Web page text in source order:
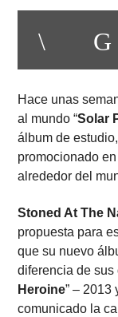
Hace unas
al mundo “Solar
álbum de
promocionado
alrededor del
Stoned At The
propuesta para
que su nuevo
diferencia de sus
Heroine” – 2013
comunicado la